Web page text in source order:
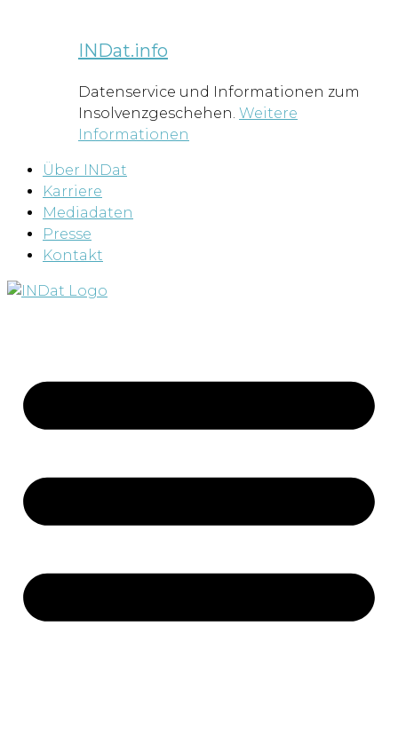
INDat.info
Datenservice und Informationen zum
Insolvenzgeschehen. Weitere
Informationen
Über INDat
Karriere
Mediadaten
Presse
Kontakt